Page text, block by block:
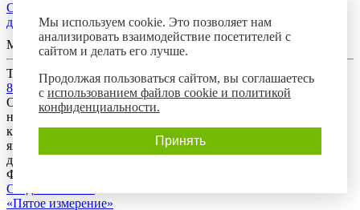
Согласие посетителя сайта на обработку персональных
данных
Мы в соцсетях
Телефон горячей линии
8-800-700-8788
Обращаем Ваше внимание на то, что данный интернет-сайт
носит исключительно информационный характер и ни при
каких условиях предложения, размещенные на нем, не
являются публичной офертой, определяемой положениями
действующего гражданского законодательства Российской
Федерации.
Создание сайта:
«Пятое измерение»
Мы используем cookie. Это позволяет нам
анализировать взаимодействие посетителей с
сайтом и делать его лучше.
Продолжая пользоваться сайтом, вы соглашаетесь
с использованием файлов cookie и политикой
конфиденциальности.
Принять